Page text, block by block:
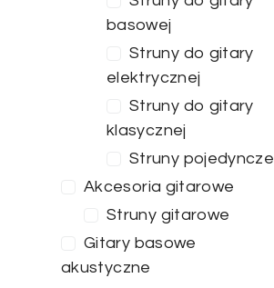
basowej
Struny do gitary
elektrycznej
Struny do gitary
klasycznej
Struny pojedyncze
Akcesoria gitarowe
Struny gitarowe
Gitary basowe
akustyczne